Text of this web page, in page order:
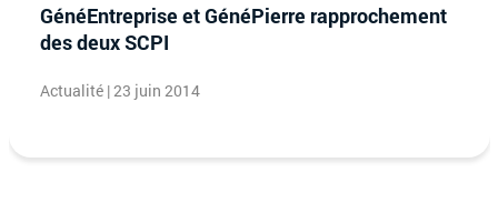
GénéEntreprise et GénéPierre rapprochement
des deux SCPI
Actualité | 23 juin 2014